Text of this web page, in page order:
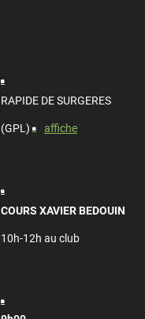
RAPIDE DE SURGERES
(GPL) affiche
COURS XAVIER BEDOUIN
10h-12h au club